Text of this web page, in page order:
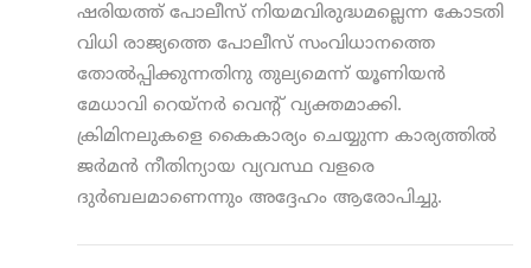
ഷരിയത്ത് പോലീസ് നിയമവിരുദ്ധമല്ലെന്ന കോടതി
വിധി രാജ്യത്തെ പോലീസ് സംവിധാനത്തെ
തോല്‍പ്പിക്കുന്നതിനു തുല്യമെന്ന് യൂണിയന്‍
മേധാവി റെയ്നര്‍ വെന്റ് വ്യക്തമാക്കി.
ക്രിമിനലുകളെ കൈകാര്യം ചെയ്യുന്ന കാര്യത്തില്‍
ജര്‍മന്‍ നീതിന്യായ വ്യവസ്ഥ വളരെ
ദുര്‍ബലമാണെന്നും അദ്ദേഹം ആരോപിച്ചു.